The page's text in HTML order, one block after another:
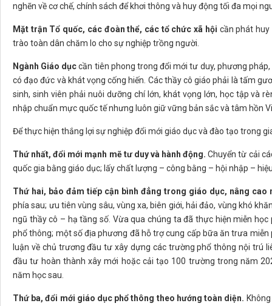
nghẽn về cơ chế, chính sách để khơi thông và huy động tối đa mọi
Mặt trận Tổ quốc, các đoàn thể, các tổ chức xã hội cần phát huy
trào toàn dân chăm lo cho sự nghiệp trồng người.
Ngành Giáo dụccần tiên phong trong đổi mới tư duy, phương
có đạo đức và khát vọng cống hiến. Các thầy cô giáo phải là tấm
sinh, sinh viên phải nuôi dưỡng chí lớn, khát vọng lớn, học tập và
nhập chuẩn mực quốc tế nhưng luôn giữ vững bản sắc và tâm hồn
Để thực hiện thắng lợi sự nghiệp đổi mới giáo dục và đào tạo trong
Thứ nhất, đổi mới mạnh mẽ tư duy và hành động. Chuyển từ cải
quốc gia bằng giáo dục; lấy chất lượng – công bằng – hội nhập –
Thứ hai, bảo đảm tiếp cận bình đẳng trong giáo dục, nâng cao
phía sau; ưu tiên vùng sâu, vùng xa, biên giới, hải đảo, vùng khó
ngũ thầy cô – hạ tầng số. Vừa qua chúng ta đã thực hiện miễn
phổ thông; một số địa phương đã hỗ trợ cung cấp bữa ăn trưa miễn
luận về chủ trương đầu tư xây dựng các trường phổ thông nội trú
đầu tư hoàn thành xây mới hoặc cải tạo 100 trường trong năm
năm học sau.
Thứ ba, đổi mới giáo dục phổ thông theo hướng toàn diện.